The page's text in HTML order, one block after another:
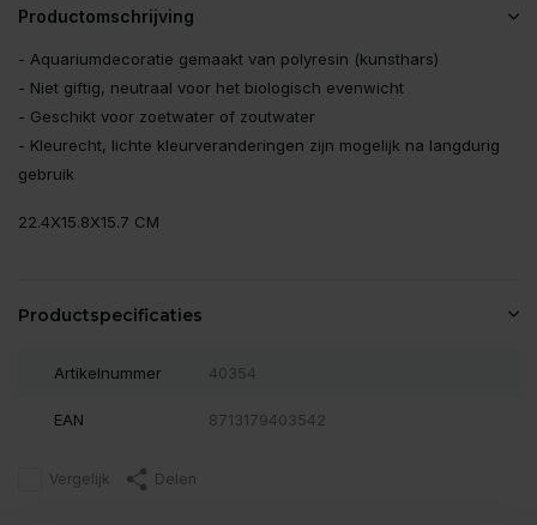
Productomschrijving
- Aquariumdecoratie gemaakt van polyresin (kunsthars)
- Niet giftig, neutraal voor het biologisch evenwicht
- Geschikt voor zoetwater of zoutwater
- Kleurecht, lichte kleurveranderingen zijn mogelijk na langdurig
gebruik
22.4X15.8X15.7 CM
Productspecificaties
Artikelnummer 40354
EAN 8713179403542
Vergelijk Delen